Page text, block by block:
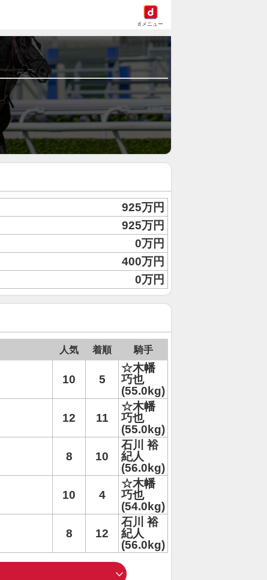
dメニュー
925万円
925万円
0万円
400万円
0万円
人気 着順 騎手
10 5
☆木幡
巧也
(55.0kg)
12 11
☆木幡
巧也
(55.0kg)
8 10
石川 裕
紀人
(56.0kg)
10 4
☆木幡
巧也
(54.0kg)
8 12
石川 裕
紀人
(56.0kg)